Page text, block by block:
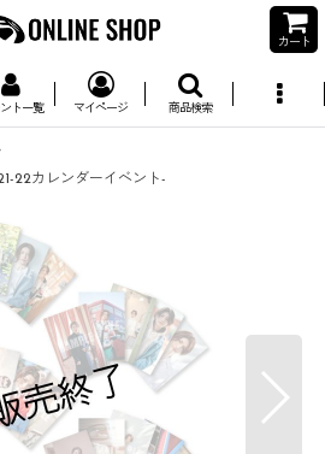
カート
ト一覧 マイページ 商品検索
22カレンダーイベント-